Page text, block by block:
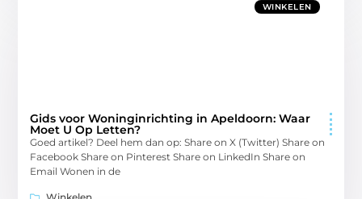
WINKELEN
Gids voor Woninginrichting in Apeldoorn: Waar
Moet U Op Letten?
Goed artikel? Deel hem dan op: Share on X (Twitter) Share on
Facebook Share on Pinterest Share on LinkedIn Share on
Email Wonen in de